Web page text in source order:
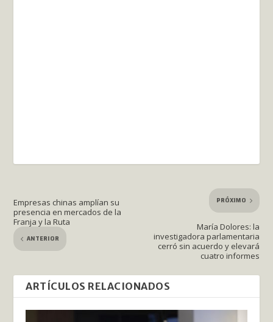
Empresas chinas amplían su
presencia en mercados de la
Franja y la Ruta
ANTERIOR
PRÓXIMO
María Dolores: la
investigadora parlamentaria
cerró sin acuerdo y elevará
cuatro informes
ARTÍCULOS RELACIONADOS